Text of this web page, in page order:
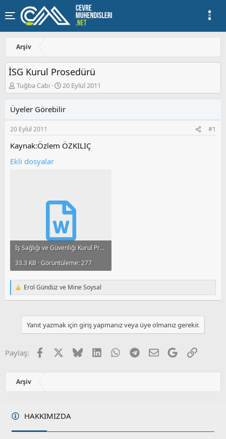
Arşiv
İSG Kurul Prosedürü
K
o
u
y
u
a
ş
l
Tuğba Cabi
B
a
l
a
g
ı
h
i
20 Eylül 2011
Üyeler Görebilir
20 Eylül 2011 #1
Kaynak:Özlem ÖZKILIÇ
Ekli dosyalar
İş Sağlığı ve Güvenliği Kurul Prosedürü.doc
33.3 KB · Görüntüleme: 277
T
e
:
Erol Gündüzve Mine Soysal
Yanıt yazmak için giriş yapmanız veya üye olmanız gerekir.
Paylaş: Facebook BlueskyLinkedInWhatsApp
Telegram
E-postaGoogleLink
Arşiv
HAKKIMIZDA